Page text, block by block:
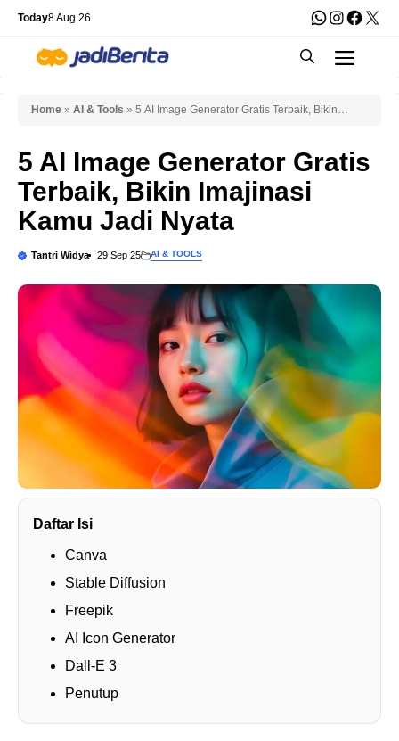
Skip
content
Today8 Aug 26 WhatsApp
X
Home » AI & Tools » 5 AI Image Generator Gratis Terbaik, Bikin
5 AI Image Generator Gratis
Terbaik, Bikin Imajinasi
Kamu Jadi Nyata
Tantri Widya 29 Sep 25 AI & TOOLS
Daftar Isi
Canva
Stable Diffusion
Freepik
AI Icon Generator
Dall-E 3
Penutup